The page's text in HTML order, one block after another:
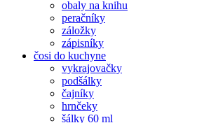
obaly na knihu
peračníky
záložky
zápisníky
čosi do kuchyne
vykrajovačky
podšálky
čajníky
hrnčeky
šálky 60 ml